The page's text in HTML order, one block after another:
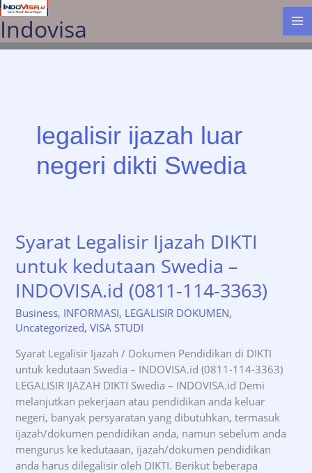
Lewati
ke
konten
Indovisa
legalisir ijazah luar
negeri dikti Swedia
Syarat Legalisir Ijazah DIKTI
untuk kedutaan Swedia –
INDOVISA.id (0811-114-3363)
Business, INFORMASI, LEGALISIR DOKUMEN,
Uncategorized,VISA STUDI
Syarat Legalisir Ijazah / Dokumen Pendidikan di DIKTI
untuk kedutaan Swedia – INDOVISA.id (0811-114-3363)
LEGALISIR IJAZAH DIKTI Swedia – INDOVISA.id Demi
melanjutkan pekerjaan atau pendidikan anda keluar
negeri, banyak persyaratan yang dibutuhkan, termasuk
ijazah/dokumen pendidikan anda, namun sebelum anda
mengurus ke kedutaaan, ijazah/dokumen pendidikan
anda harus dilegalisir oleh DIKTI. Berikut beberapa